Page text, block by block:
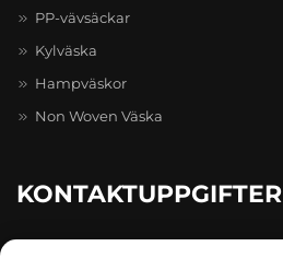
PP-vävsäckar
Kylväska
Hampväskor
Non Woven Väska
KONTAKTUPPGIFTER